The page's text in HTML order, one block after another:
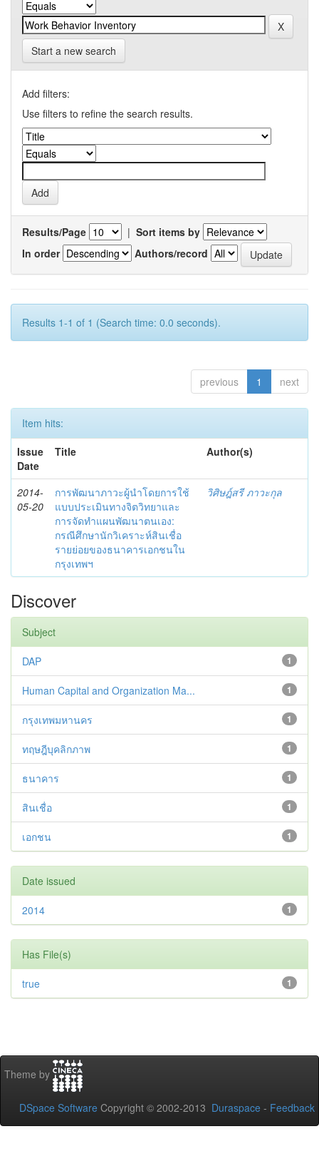
Start a new search
Add filters:
Use filters to refine the search results.
Results/Page | Sort items by
In order
Authors/record
Results 1-1 of 1 (Search time: 0.0 seconds).
previous 1 next
Item hits:
Issue
Date
Title Author(s)
2014-
05-20
การพัฒนาภาวะผู้นำโดยการใช้
แบบประเมินทางจิตวิทยาและ
การจัดทำแผนพัฒนาตนเอง:
กรณีศึกษานักวิเคราะห์สินเชื่อ
รายย่อยของธนาคารเอกชนใน
กรุงเทพฯ
วิศิษฎ์สรี ภาวะกุล
Discover
Subject
1
DAP
1
Human Capital and Organization Ma...
1
กรุงเทพมหานคร
1
ทฤษฎีบุคลิกภาพ
1
ธนาคาร
1
สินเชื่อ
1
เอกชน
Date issued
1
2014
Has File(s)
1
true
Theme by
DSpace Software Copyright © 2002-2013 Duraspace - Feedback